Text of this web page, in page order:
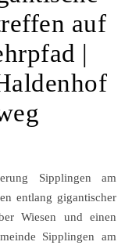
auf
|
entlang gigantischer
Wiesen und einen
Sipplingen am